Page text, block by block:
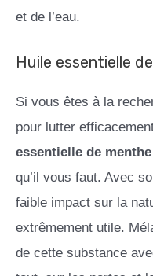
et de l’eau.
Huile essentielle
Si vous êtes à la
pour lutter
essentielle de
qu’il vous faut. Avec
faible impact sur la
extrêmement utile.
de cette substance